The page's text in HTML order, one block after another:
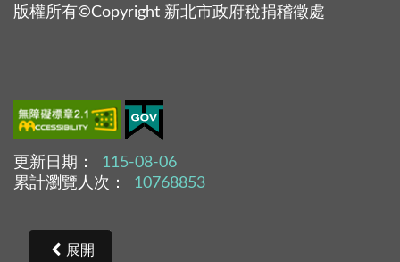
展開
版權所有©Copyright 新北市政府稅捐稽徵處
更新日期：
115-08-06
累計瀏覽人次：
10768853